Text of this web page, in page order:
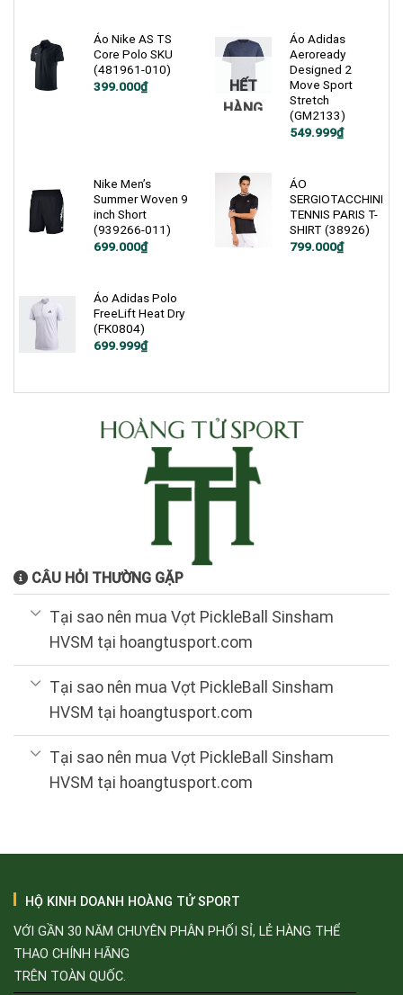
399.000₫.
Áo Nike AS TS
Core Polo SKU
(481961-010)
Giá
399.000₫
Giá
HẾT
HÀNG
Áo Adidas
Aeroready
Designed 2
Move Sport
Stretch
(GM2133)
Giá
549.999₫
Giá
549.999₫.
Nike Men’s
Summer Woven 9
inch Short
(939266-011)
Giá
699.000₫
Giá
699.000₫.
ÁO
SERGIOTACCHINI
TENNIS PARIS T-
SHIRT (38926)
799.000₫
Áo Adidas Polo
FreeLift Heat Dry
(FK0804)
Giá
699.999₫
Giá
699.999₫.
CÂU HỎI THƯỜNG GẶP
Tại sao nên mua Vợt PickleBall Sinsham
HVSM tại hoangtusport.com
Tại sao nên mua Vợt PickleBall Sinsham
HVSM tại hoangtusport.com
Tại sao nên mua Vợt PickleBall Sinsham
HVSM tại hoangtusport.com
HỘ KINH DOANH HOÀNG TỬ SPORT
VỚI GẦN 30 NĂM CHUYÊN PHÂN PHỐI SỈ, LẺ HÀNG THỂ
THAO CHÍNH HÃNG
TRÊN TOÀN QUỐC.